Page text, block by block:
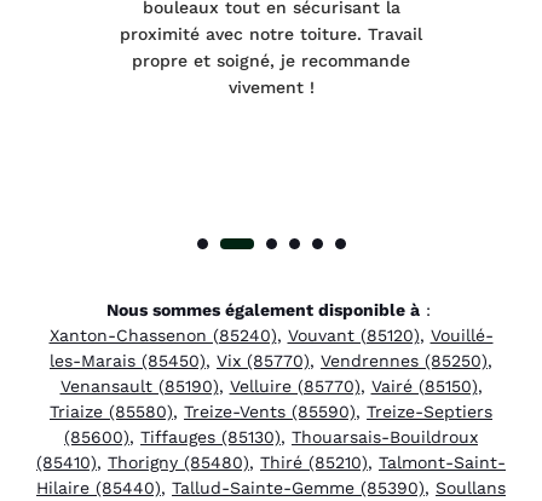
bouleaux tout en sécurisant la
proximité avec notre toiture. Travail
propre et soigné, je recommande
vivement !
Nous sommes également disponible à:
Xanton-Chassenon (85240), Vouvant (85120), Vouillé-
les-Marais (85450), Vix (85770), Vendrennes (85250),
Venansault (85190), Velluire (85770), Vairé (85150),
Triaize (85580), Treize-Vents (85590), Treize-Septiers
(85600), Tiffauges (85130), Thouarsais-Bouildroux
(85410), Thorigny (85480), Thiré (85210), Talmont-Saint-
Hilaire (85440), Tallud-Sainte-Gemme (85390), Soullans